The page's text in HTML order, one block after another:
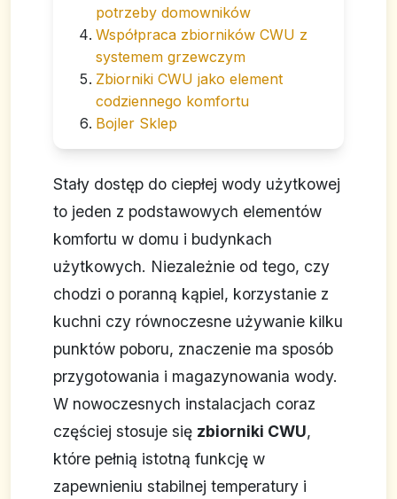
potrzeby domowników
Współpraca zbiorników CWU z
systemem grzewczym
Zbiorniki CWU jako element
codziennego komfortu
Bojler Sklep
Stały dostęp do ciepłej wody użytkowej
to jeden z podstawowych elementów
komfortu w domu i budynkach
użytkowych. Niezależnie od tego, czy
chodzi o poranną kąpiel, korzystanie z
kuchni czy równoczesne używanie kilku
punktów poboru, znaczenie ma sposób
przygotowania i magazynowania wody.
W nowoczesnych instalacjach coraz
częściej stosuje się zbiorniki CWU,
które pełnią istotną funkcję w
zapewnieniu stabilnej temperatury i